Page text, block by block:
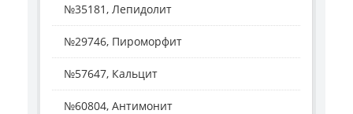
№35181, Лепидолит
№29746, Пироморфит
№57647, Кальцит
№60804, Антимонит